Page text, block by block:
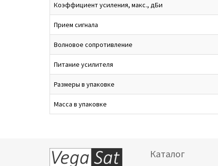
Коэффициент усиления, макс., дБи
Прием сигнала
Волновое сопротивление
Питание усилителя
Размеры в упаковке
Масса в упаковке
Каталог